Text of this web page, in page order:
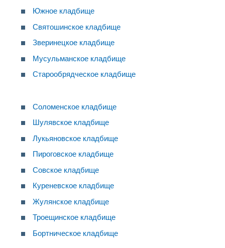
Южное кладбище
Святошинское кладбище
Зверинецкое кладбище
Мусульманское кладбище
Старообрядческое кладбище
Соломенское кладбище
Шулявское кладбище
Лукьяновское кладбище
Пироговское кладбище
Совское кладбище
Куреневское кладбище
Жулянское кладбище
Троещинское кладбище
Бортническое кладбище